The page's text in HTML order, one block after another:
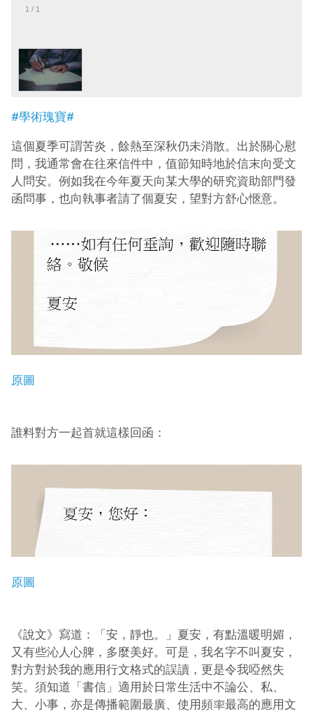
1 / 1
#學術瑰寶#
這個夏季可謂苦炎，餘熱至深秋仍未消散。出於關心慰
問，我通常會在往來信件中，值節知時地於信末向受文
人問安。例如我在今年夏天向某大學的研究資助部門發
函問事，也向執事者請了個夏安，望對方舒心愜意。
原圖
誰料對方一起首就這樣回函：
原圖
《說文》寫道：「安，靜也。」夏安，有點溫暖明媚，
又有些沁人心脾，多麼美好。可是，我名字不叫夏安，
對方對於我的應用行文格式的誤讀，更是令我啞然失
笑。須知道「書信」適用於日常生活中不論公、私、
大、小事，亦是傳播範圍最廣、使用頻率最高的應用文